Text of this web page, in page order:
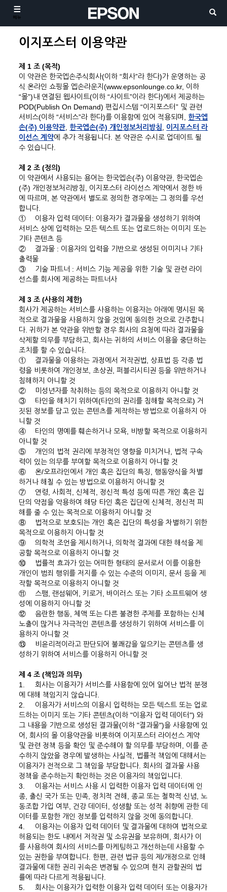
메뉴
이지포스터 이용약관
제 1 조 (목적)
이 약관은 한국엡손주식회사(이하 “회사”라 한다)가 운영하는 공
식 온라인 쇼핑몰 엡손라운지(www.epsonlounge.co.kr, 이하
“몰”)내 연결된 웹사이트(이하 “사이트”이라 한다)에서 제공하는
POD(Publish On Demand) 편집시스템 “이지포스터” 및 관련
서비스(이하 “서비스”라 한다)를 이용함에 있어 적용되며, 한국엡
손(주) 이용약관 한국엡손(주) 개인정보처리방침
이지포스터 라
이선스 계약에 추가 적용됩니다. 본 약관은 수시로 업데이트 될
수 있습니다.
제 2 조 (정의)
이 약관에서 사용되는 용어는 한국엡손(주) 이용약관, 한국엡손
(주) 개인정보처리방침, 이지포스터 라이선스 계약에서 정한 바
에 따르며, 본 약관에서 별도로 정의한 경우에는 그 정의를 우선
합니다.
①
이용자 입력 데이터: 이용자가 결과물을 생성하기 위하여
서비스 상에 입력하는 모든 텍스트 또는 업로드하는 이미지 또는
기타 콘텐츠 등
②
결과물 : 이용자의 입력을 기반으로 생성된 이미지나 기타
출력물
③
기술 파트너 : 서비스 기능 제공을 위한 기술 및 관련 라이
선스를 회사에 제공하는 파트너사
제 3 조 (사용의 제한)
회사가 제공하는 서비스를 사용하는 이용자는 아래에 명시된 목
적으로 결과물을 사용하지 않을 것임에 동의한 것으로 간주합니
다. 귀하가 본 약관을 위반할 경우 회사의 요청에 따라 결과물을
삭제할 의무를 부담하고, 회사는 귀하의 서비스 이용을 중단하는
조치를 할 수 있습니다.
①
결과물을 이용하는 과정에서 저작권법, 상표법 등 각종 법
령을 비롯하여 개인정보, 초상권, 퍼블리시티권 등을 위반하거나
침해하지 아니할 것
②
미성년자를 착취하는 등의 목적으로 이용하지 아니할 것
③
타인을 해치기 위하여(타인의 권리를 침해할 목적으로) 거
짓된 정보를 담고 있는 콘텐츠를 제작하는 방법으로 이용하지 아
니할 것
④
타인의 명예를 훼손하거나 모욕, 비방할 목적으로 이용하지
아니할 것
⑤
개인의 법적 권리에 부정적인 영향을 미치거나, 법적 구속
력이 있는 의무를 부여할 목적으로 이용하지 아니할 것
⑥
온/오프라인에서 개인 혹은 집단의 특징, 행동양식을 차별
하거나 해칠 수 있는 방법으로 이용하지 아니할 것
⑦
연령, 사회적, 신체적, 정신적 특성 등에 따른 개인 혹은 집
단의 약점을 악용하여 해당 타인 혹은 집단에 신체적, 정신적 피
해를 줄 수 있는 목적으로 이용하지 아니할 것
⑧
법적으로 보호되는 개인 혹은 집단의 특성을 차별하기 위한
목적으로 이용하지 아니할 것
⑨
의학적 조언을 제시하거나, 의학적 결과에 대한 해석을 제
공할 목적으로 이용하지 아니할 것
⑩
법률적 효과가 있는 어떠한 형태의 문서로서 이를 이용한
개인이 범죄 행위를 저지를 수 있는 수준의 이미지, 문서 등을 제
작할 목적으로 이용하지 아니할 것
⑪
스팸, 랜섬웨어, 키로거, 바이러스 또는 기타 소프트웨어 생
성에 이용하지 아니할 것
⑫
음란한 행동, 체액 또는 다른 불경한 주제를 포함하는 신체
노출이 많거나 자극적인 콘텐츠를 생성하기 위하여 서비스를 이
용하지 아니할 것
⑬
비윤리적이라고 판단되어 불쾌감을 일으키는 콘텐츠를 생
성하기 위하여 서비스를 이용하지 아니할 것
제 4 조 (책임과 의무)
1.
회사는 이용자가 서비스를 사용함에 있어 일어난 법적 분쟁
에 대해 책임지지 않습니다.
2.
이용자가 서비스의 이용시 입력하는 모든 텍스트 또는 업로
드하는 이미지 또는 기타 콘텐츠(이하 "이용자 입력 데이터") 와
그 내용을 기반으로 생성된 결과물(이하 "결과물")을 사용함에 있
어, 회사의 몰 이용약관을 비롯하여 이지포스터 라이선스 계약
및 관련 정책 등을 확인 및 준수해야 할 의무를 부담하며, 이를 준
수하지 않았을 경우에 발생하는 사실적, 법률적 책임에 대해서는
이용자가 전적으로 그 책임을 부담합니다. 회사의 결과물 사용
정책을 준수하는지 확인하는 것은 이용자의 책임입니다.
3.
이용자는 서비스 사용 시 입력한 이용자 입력 데이터에 인
종, 출신 국가 또는 민족, 정치적 견해, 종교 또는 철학적 신념, 노
동조합 가입 여부, 건강 데이터, 성생활 또는 성적 취향에 관한 데
이터를 포함한 개인 정보를 입력하지 않을 것에 동의합니다.
4.
이용자는 이용자 입력 데이터 및 결과물에 대하여 법적으로
허용되는 한도 내에서 저작권 및 소유권을 보유하며, 회사가 이
를 사용하여 회사의 서비스를 마케팅하고 개선하는데 사용할 수
있는 권한을 부여합니다. 한편, 관련 법규 등의 제/개정으로 인해
결과물에 대한 권리 귀속은 변경될 수 있으며 현지 관할권의 법
률에 따라 다르게 적용됩니다.
5.
회사는 이용자가 입력한 이용자 입력 데이터 또는 이용자가